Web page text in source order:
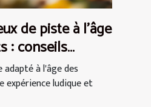
de piste à l'âge
: conseils
à l'âge des
ludique et